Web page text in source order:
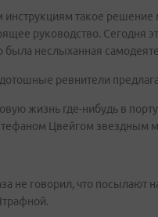
такое решение
руководство. Сегодня
была неслыханная
ревнители
жизнь где-нибудь в
Цвейгом звездным
не говорил, что посылают